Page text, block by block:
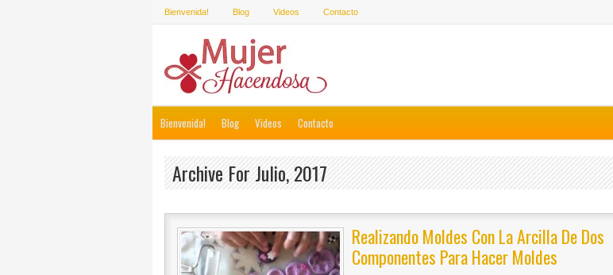
Bienvenida! Blog Videos Contacto
Bienvenida! Blog Videos Contacto
Archive For Julio, 2017
Realizando Moldes Con La Arcilla De Dos
Componentes Para Hacer Moldes